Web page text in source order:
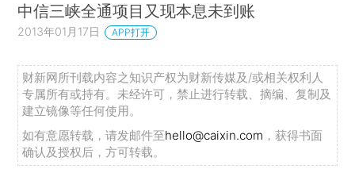
中信三峡全通项目又现本息未到账
2013年01月17日 APP打开
财新网所刊载内容之知识产权为财新传媒及/或相关权利人
专属所有或持有。未经许可，禁止进行转载、摘编、复制及
建立镜像等任何使用。
如有意愿转载，请发邮件至hello@caixin.com ，获得书面
确认及授权后，方可转载。